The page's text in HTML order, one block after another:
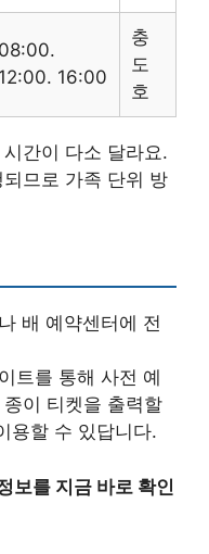
08:00.
12:00. 16:00
충
도
호
간이 다소 달라요.
므로 가족 단위 방
배 예약센터에 전
트를 통해 사전 예
이 티켓을 출력할
용할 수 있답니다.
보를 지금 바로 확인